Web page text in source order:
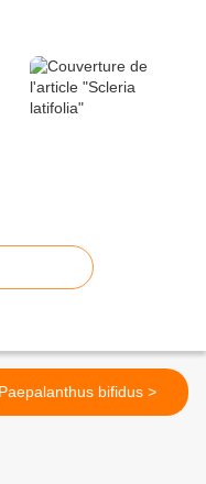
Paepalanthus bifidus >